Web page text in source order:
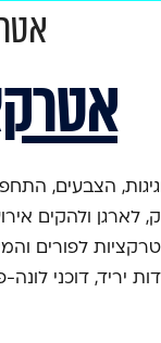
הצבעים,
לארגן ולהקים
לפורים
יריד, דוכני